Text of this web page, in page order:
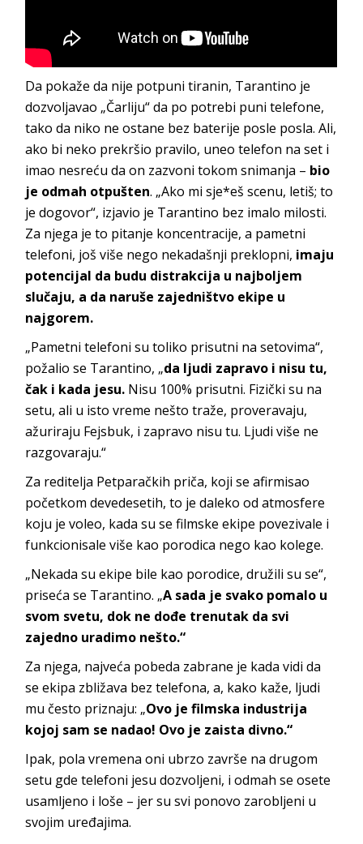
Da pokaže da nije potpuni tiranin, Tarantino je
dozvoljavao „Čarliju“ da po potrebi puni telefone,
tako da niko ne ostane bez baterije posle posla. Ali,
ako bi neko prekršio pravilo, uneo telefon na set i
imao nesreću da on zazvoni tokom snimanja – bio
je odmah otpušten. „Ako mi sje*eš scenu, letiš; to
je dogovor“, izjavio je Tarantino bez imalo milosti.
Za njega je to pitanje koncentracije, a pametni
telefoni, još više nego nekadašnji preklopni, imaju
potencijal da budu distrakcija u najboljem
slučaju, a da naruše zajedništvo ekipe u
najgorem.
„Pametni telefoni su toliko prisutni na setovima“,
požalio se Tarantino, „da ljudi zapravo i nisu tu,
čak i kada jesu. Nisu 100% prisutni. Fizički su na
setu, ali u isto vreme nešto traže, proveravaju,
ažuriraju Fejsbuk, i zapravo nisu tu. Ljudi više ne
razgovaraju.“
Za reditelja Petparačkih priča, koji se afirmisao
početkom devedesetih, to je daleko od atmosfere
koju je voleo, kada su se filmske ekipe povezivale i
funkcionisale više kao porodica nego kao kolege.
„Nekada su ekipe bile kao porodice, družili su se“,
priseća se Tarantino. „A sada je svako pomalo u
svom svetu, dok ne dođe trenutak da svi
zajedno uradimo nešto.“
Za njega, najveća pobeda zabrane je kada vidi da
se ekipa zbližava bez telefona, a, kako kaže, ljudi
mu često priznaju: „Ovo je filmska industrija
kojoj sam se nadao! Ovo je zaista divno.“
Ipak, pola vremena oni ubrzo završe na drugom
setu gde telefoni jesu dozvoljeni, i odmah se osete
usamljeno i loše – jer su svi ponovo zarobljeni u
svojim uređajima.